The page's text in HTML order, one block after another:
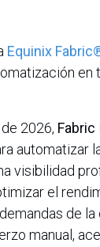
Equinix
2026,
automatizar
visibilidad
el
de
manual,